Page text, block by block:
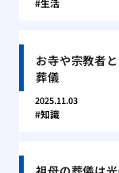
生活
お寺や宗教者
葬儀
2025.11.03
知識